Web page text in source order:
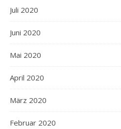
Juli 2020
Juni 2020
Mai 2020
April 2020
März 2020
Februar 2020